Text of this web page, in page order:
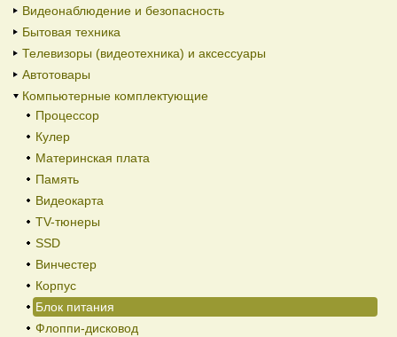
Видеонаблюдение и безопасность
Бытовая техника
Телевизоры (видеотехника) и аксессуары
Автотовары
Компьютерные комплектующие
Процессор
Кулер
Материнская плата
Память
Видеокарта
TV-тюнеры
SSD
Винчестер
Корпус
Блок питания
Флоппи-дисковод